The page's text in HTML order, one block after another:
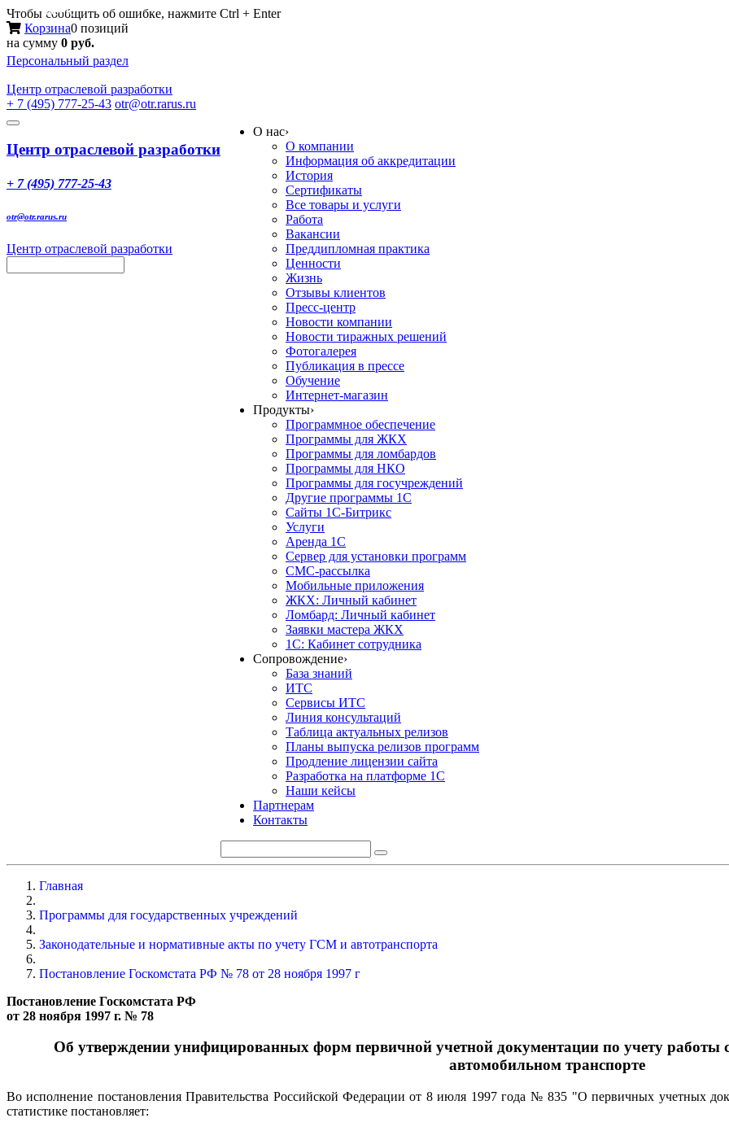
Чтобы сообщить об ошибке, нажмите Ctrl + Enter
Корзина0 позиций
на сумму 0 руб.
Персональный раздел
Центр отраслевой разработки
+ 7 (495) 777-25-43 otr@otr.rarus.ru
Toggle
Меню
Центр отраслевой разработки
+ 7 (495) 777-25-43
otr@otr.rarus.ru
Центр отраслевой разработки
О нас›
О компании
Информация об аккредитации
История
Сертификаты
Все товары и услуги
Работа
Вакансии
Преддипломная практика
Ценности
Жизнь
Отзывы клиентов
Пресс-центр
Новости компании
Новости тиражных решений
Фотогалерея
Публикация в прессе
Обучение
Интернет-магазин
Продукты›
Программное обеспечение
Программы для ЖКХ
Программы для ломбардов
Программы для НКО
Программы для госучреждений
Другие программы 1С
Сайты 1С-Битрикс
Услуги
Аренда 1С
Сервер для установки программ
СМС-рассылка
Мобильные приложения
ЖКХ: Личный кабинет
Ломбард: Личный кабинет
Заявки мастера ЖКХ
1С: Кабинет сотрудника
Сопровождение›
База знаний
ИТС
Сервисы ИТС
Линия консультаций
Таблица актуальных релизов
Планы выпуска релизов программ
Продление лицензии сайта
Разработка на платформе 1С
Наши кейсы
Партнерам
Контакты
Главная
Программы для государственных учреждений
Законодательные и нормативные акты по учету ГСМ и автотранспорта
Постановление Госкомстата РФ № 78 от 28 ноября 1997 г
Постановление Госкомстата РФ
от 28 ноября 1997 г. № 78
Об утверждении унифицированных форм первичной учетной документации по учету
автомобильном транспорте
Во исполнение постановления Правительства Российской Федерации от 8 июля 1997 года № 835 "О первичных учетных
статистике постановляет: